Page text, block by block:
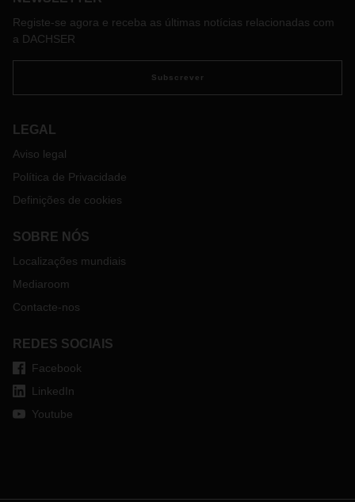
Registe-se agora e receba as últimas notícias relacionadas com
a DACHSER
Subscrever
LEGAL
Aviso legal
Política de Privacidade
Definições de cookies
SOBRE NÓS
Localizações mundiais
Mediaroom
Contacte-nos
REDES SOCIAIS
Facebook
LinkedIn
Youtube